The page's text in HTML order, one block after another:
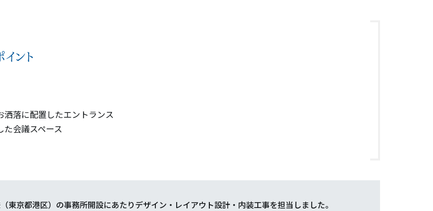
ント
落に配置したエントランス
会議スペース
東京都港区）の事務所開設にあたりデザイン・レイアウト設計・内装工事を担当しました。